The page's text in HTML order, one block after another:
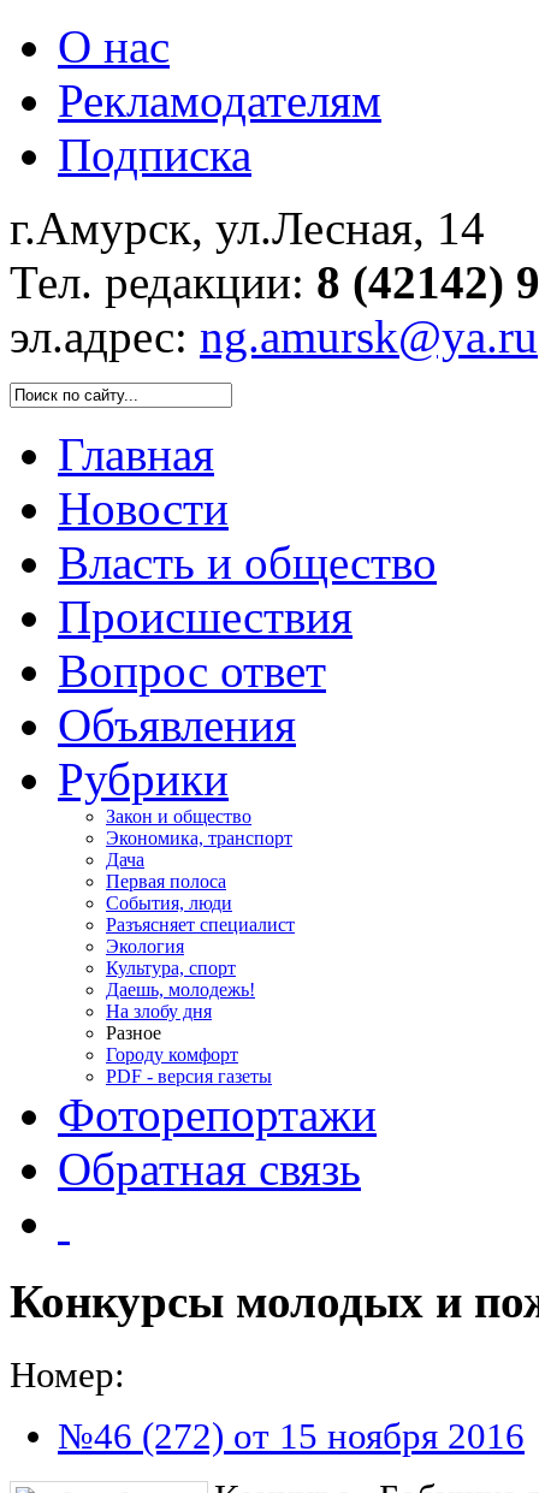
О нас
Рекламодателям
Подписка
г.Амурск, ул.Лесная, 14
Тел. редакции: 8 (42142)
эл.адрес: ng.amursk@ya.ru
Главная
Новости
Власть и общество
Происшествия
Вопрос ответ
Объявления
Рубрики
Закон и общество
Экономика, транспорт
Дача
Первая полоса
События, люди
Разъясняет специалист
Экология
Культура, спорт
Даешь, молодежь!
На злобу дня
Разное
Городу комфорт
PDF - версия газеты
Фоторепортажи
Обратная связь
Конкурсы молодых и
Номер:
№46 (272) от 15 ноября 2016